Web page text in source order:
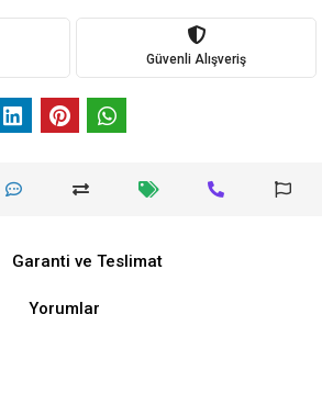
Güvenli Alışveriş
Garanti ve Teslimat
Yorumlar